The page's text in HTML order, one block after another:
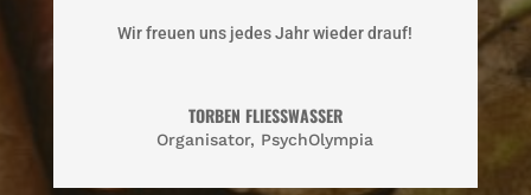
Wir freuen uns jedes Jahr wieder drauf!
TORBEN FLIESSWASSER
Organisator, PsychOlympia